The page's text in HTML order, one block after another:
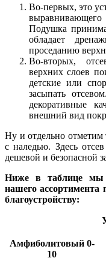
Во-первых, это
Подушка
обладает
проседанию
Во-вторых,
верхних слоев
детские или
засыпать
декоративные
внешний вид
Ну и отдельно отметим
с наледью. Здесь отсев
дешевой и безопасной
Ниже в таблице мы
нашего ассортимента
благоустройству:
Амфиболитовый 0-
10